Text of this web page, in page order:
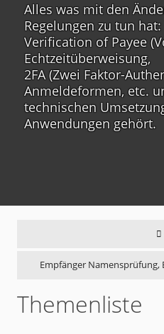
Alles was mit den
Regelungen zu tun
Verification of Payee
Echtzeitüberweisung,
2FA (Zwei Faktor-
Anmeldeformen, etc.
technischen
Anwendungen gehört.
Empfänger Namensprüfung,
Themenliste